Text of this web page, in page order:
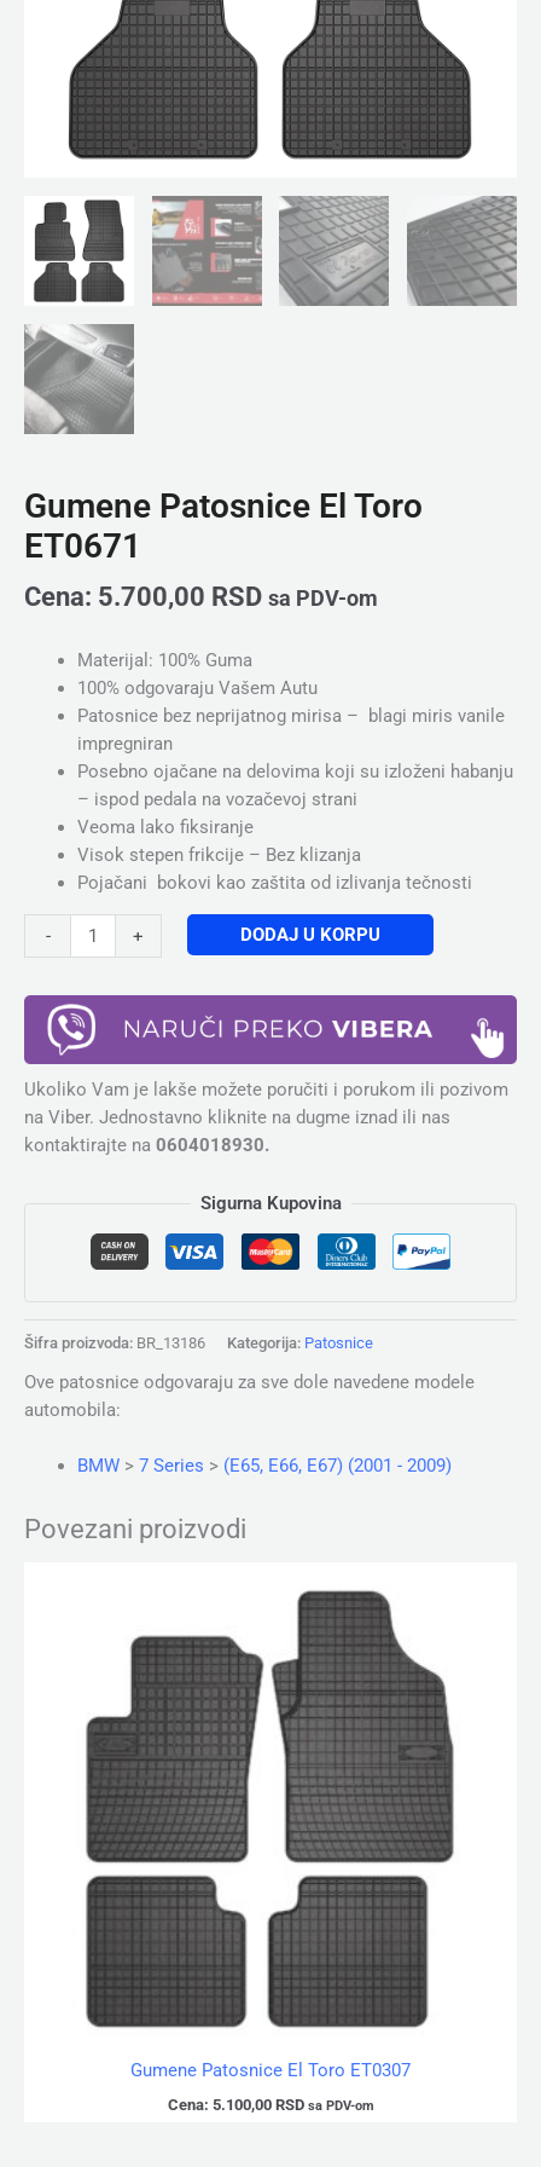
Gumene Patosnice El Toro
ET0671
Cena: 5.700,00 RSD sa PDV-om
Materijal: 100% Guma
100% odgovaraju Vašem Autu
Patosnice bez neprijatnog mirisa – blagi miris vanile
impregniran
Posebno ojačane na delovima koji su izloženi habanju
– ispod pedala na vozačevoj strani
Veoma lako fiksiranje
Visok stepen frikcije – Bez klizanja
Pojačani bokovi kao zaštita od izlivanja tečnosti
- + DODAJ U KORPU
Ukoliko Vam je lakše možete poručiti i porukom ili pozivom
na Viber. Jednostavno kliknite na dugme iznad ili nas
kontaktirajte na 0604018930.
Sigurna Kupovina
Šifra proizvoda: BR_13186 Kategorija: Patosnice
Ove patosnice odgovaraju za sve dole navedene modele
automobila:
BMW> 7 Series > (E65, E66, E67) (2001 - 2009)
Povezani proizvodi
Gumene Patosnice El Toro ET0307
Cena: 5.100,00 RSD sa PDV-om